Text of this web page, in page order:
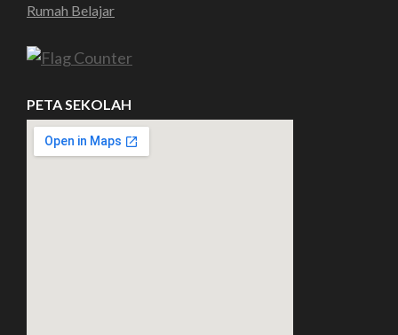
Rumah Belajar
PETA SEKOLAH